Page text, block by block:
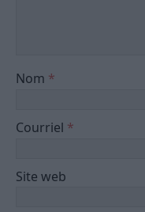
Nom *
Courriel *
Site web